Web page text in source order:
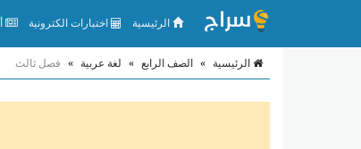
الرئيسية اختبارات الكترونية
الرئيسية » الصف الرابع » لغة عربية » فصل ثالث